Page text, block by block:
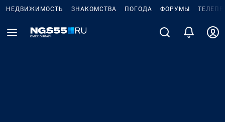
НЕДВИЖИМОСТЬ ЗНАКОМСТВА ПОГОДА ФОРУМЫ